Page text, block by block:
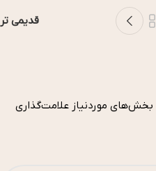
قدیمی تر
بخش‌های موردنیاز علامت‌گذاری